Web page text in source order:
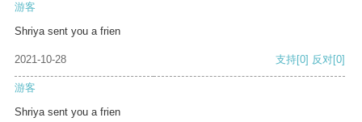
游客
Shriya sent you a frien
2021-10-28 支持[0] 反对[0]
游客
Shriya sent you a frien